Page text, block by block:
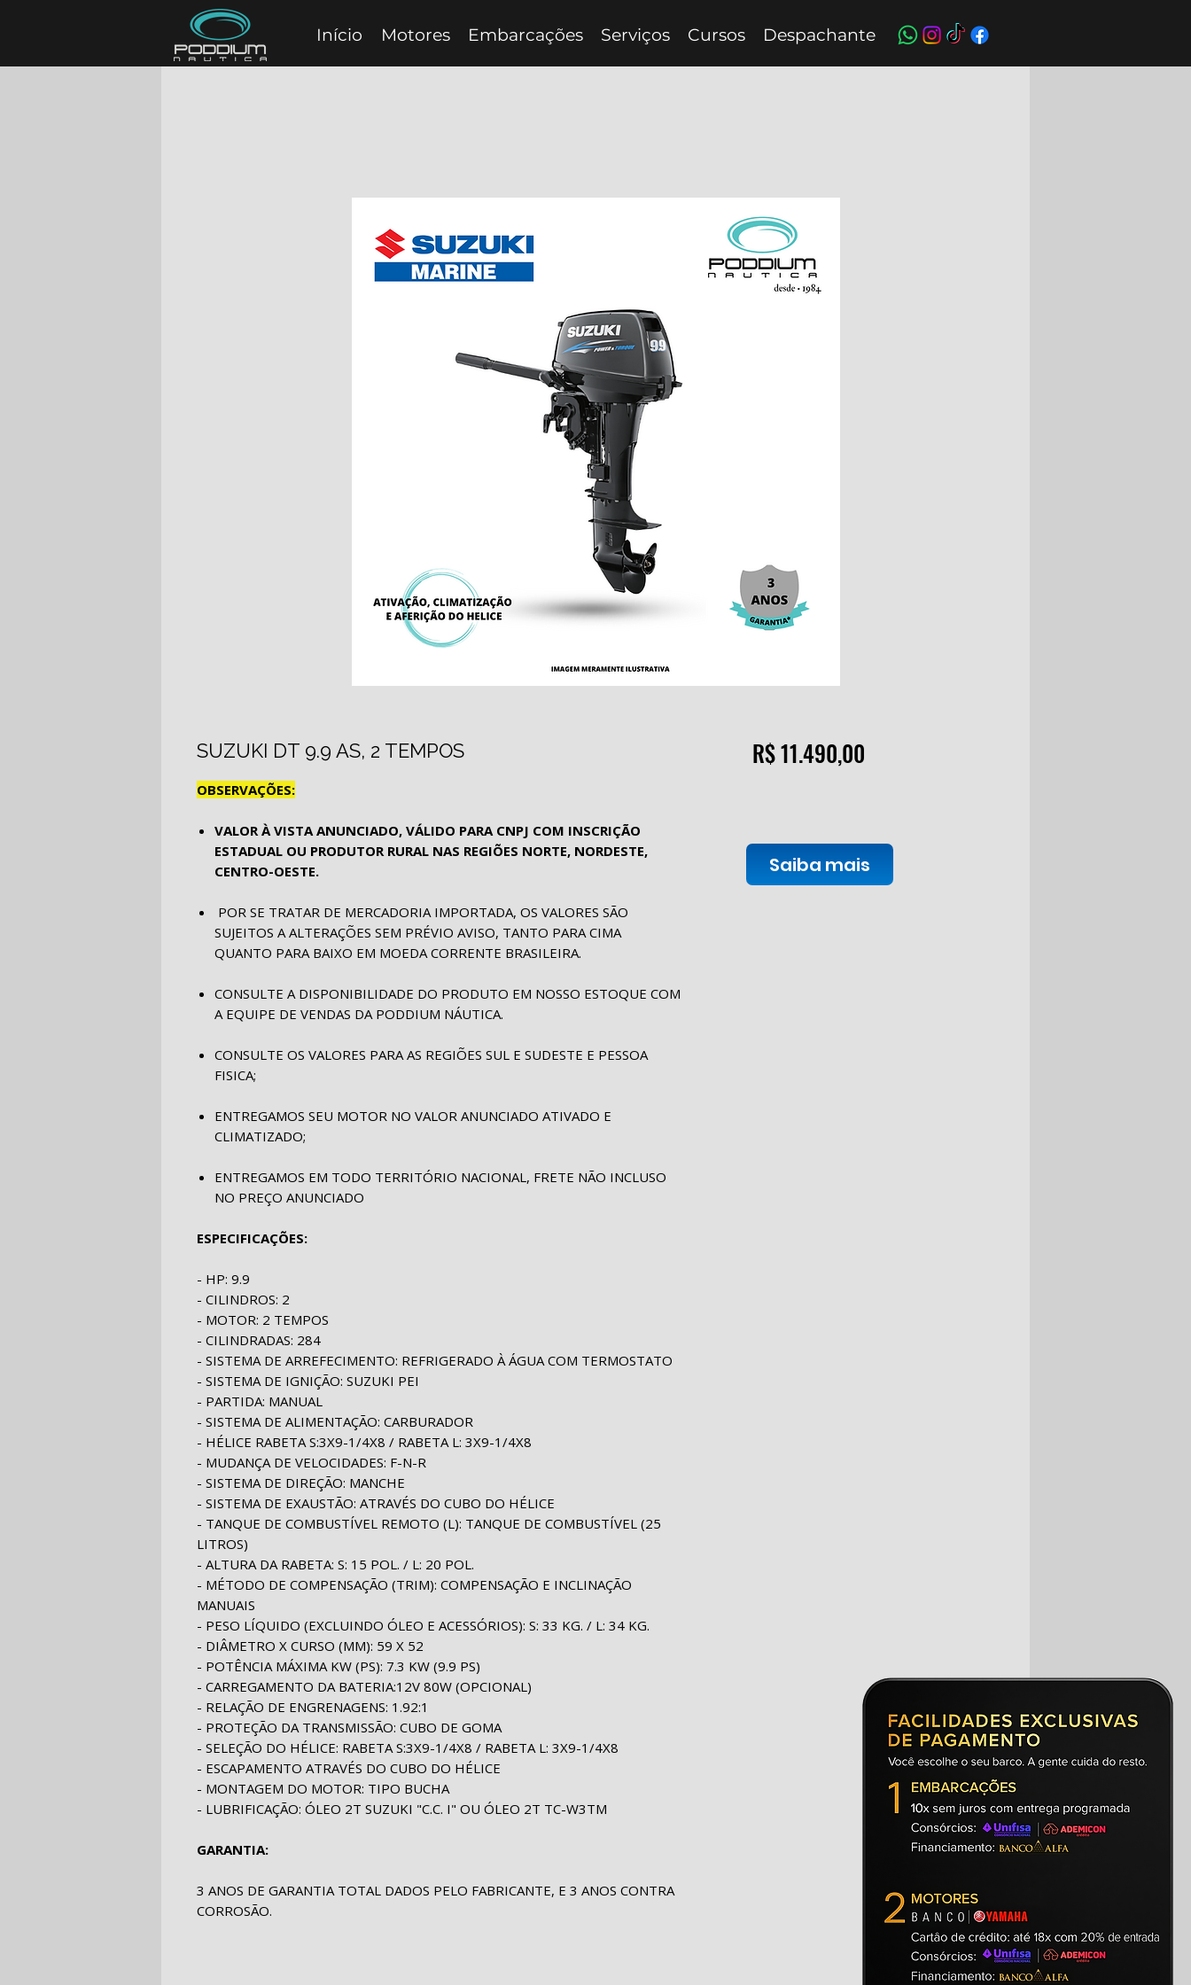
Início Motores Embarcações Serviços Cursos Despachante
SUZUKI DT 9.9 AS, 2 TEMPOS
OBSERVAÇÕES:
VALOR À VISTA ANUNCIADO, VÁLIDO PARA CNPJ COM INSCRIÇÃO
ESTADUAL OU PRODUTOR RURAL NAS REGIÕES NORTE, NORDESTE,
CENTRO-OESTE.
POR SE TRATAR DE MERCADORIA IMPORTADA, OS VALORES SÃO
SUJEITOS A ALTERAÇÕES SEM PRÉVIO AVISO, TANTO PARA CIMA
QUANTO PARA BAIXO EM MOEDA CORRENTE BRASILEIRA.
CONSULTE A DISPONIBILIDADE DO PRODUTO EM NOSSO ESTOQUE COM
A EQUIPE DE VENDAS DA PODDIUM NÁUTICA.
CONSULTE OS VALORES PARA AS REGIÕES SUL E SUDESTE E PESSOA
FISICA;
ENTREGAMOS SEU MOTOR NO VALOR ANUNCIADO ATIVADO E
CLIMATIZADO;
ENTREGAMOS EM TODO TERRITÓRIO NACIONAL, FRETE NÃO INCLUSO
NO PREÇO ANUNCIADO
ESPECIFICAÇÕES:
- HP: 9.9
- CILINDROS: 2
- MOTOR: 2 TEMPOS
- CILINDRADAS: 284
- SISTEMA DE ARREFECIMENTO: REFRIGERADO À ÁGUA COM TERMOSTATO
- SISTEMA DE IGNIÇÃO: SUZUKI PEI
- PARTIDA: MANUAL
- SISTEMA DE ALIMENTAÇÃO: CARBURADOR
- HÉLICE RABETA S:3X9-1/4X8 / RABETA L: 3X9-1/4X8
- MUDANÇA DE VELOCIDADES: F-N-R
- SISTEMA DE DIREÇÃO: MANCHE
- SISTEMA DE EXAUSTÃO: ATRAVÉS DO CUBO DO HÉLICE
- TANQUE DE COMBUSTÍVEL REMOTO (L): TANQUE DE COMBUSTÍVEL (25
LITROS)
- ALTURA DA RABETA: S: 15 POL. / L: 20 POL.
- MÉTODO DE COMPENSAÇÃO (TRIM): COMPENSAÇÃO E INCLINAÇÃO
MANUAIS
- PESO LÍQUIDO (EXCLUINDO ÓLEO E ACESSÓRIOS): S: 33 KG. / L: 34 KG.
- DIÂMETRO X CURSO (MM): 59 X 52
- POTÊNCIA MÁXIMA KW (PS): 7.3 KW (9.9 PS)
- CARREGAMENTO DA BATERIA:12V 80W (OPCIONAL)
- RELAÇÃO DE ENGRENAGENS: 1.92:1
- PROTEÇÃO DA TRANSMISSÃO: CUBO DE GOMA
- SELEÇÃO DO HÉLICE: RABETA S:3X9-1/4X8 / RABETA L: 3X9-1/4X8
- ESCAPAMENTO ATRAVÉS DO CUBO DO HÉLICE
- MONTAGEM DO MOTOR: TIPO BUCHA
- LUBRIFICAÇÃO: ÓLEO 2T SUZUKI "C.C. I" OU ÓLEO 2T TC-W3TM
GARANTIA:
3 ANOS DE GARANTIA TOTAL DADOS PELO FABRICANTE, E 3 ANOS CONTRA
CORROSÃO.
R$ 11.490,00Preço
Saiba mais